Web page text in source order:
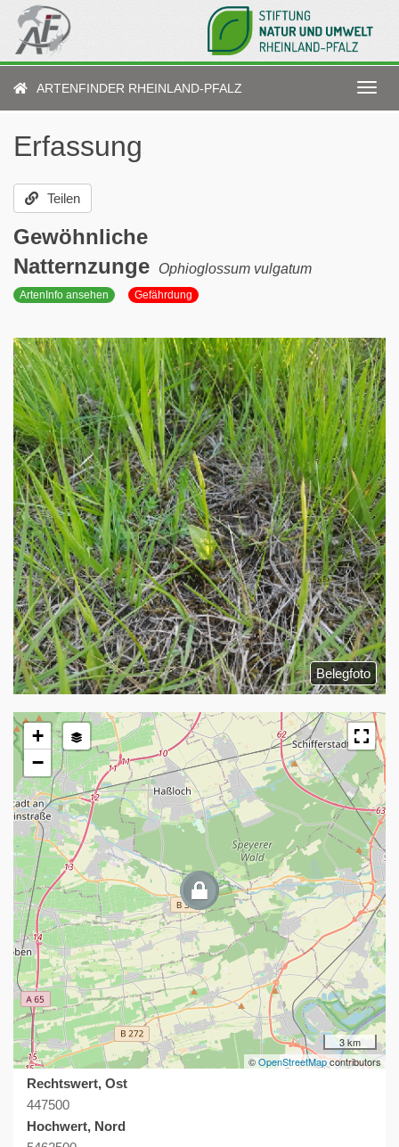
Direkt
zum
Inhalt
ARTENFINDER RHEINLAND-PFALZ
Erfassung
Teilen
Gewöhnliche
Natternzunge
Ophioglossum vulgatum
ArtenInfo ansehen Gefährdung
Belegfoto
+
−
3 km
©OpenStreetMapcontributors
Rechtswert, Ost
447500
Hochwert, Nord